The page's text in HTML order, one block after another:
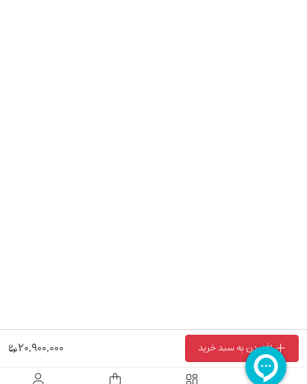
افزودن به سبد خرید 20,900,000
فروشگاه اینترنتی نایب نت